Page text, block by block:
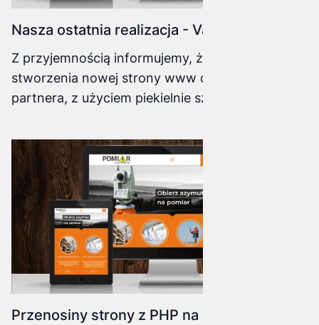
Nasza ostatnia realizacja - Vaget.pl
Z przyjemnością informujemy, że operacja
stworzenia nowej strony www dla naszego
partnera, z użyciem piekielnie szybkiego nextJS
strona oparta o nieużywany przez klienta CMS
napisany w PHP został zastąpiony przez
nowoczesny framework oparty na React czyli
NextJS
Przenosiny strony z PHP na piekielnie